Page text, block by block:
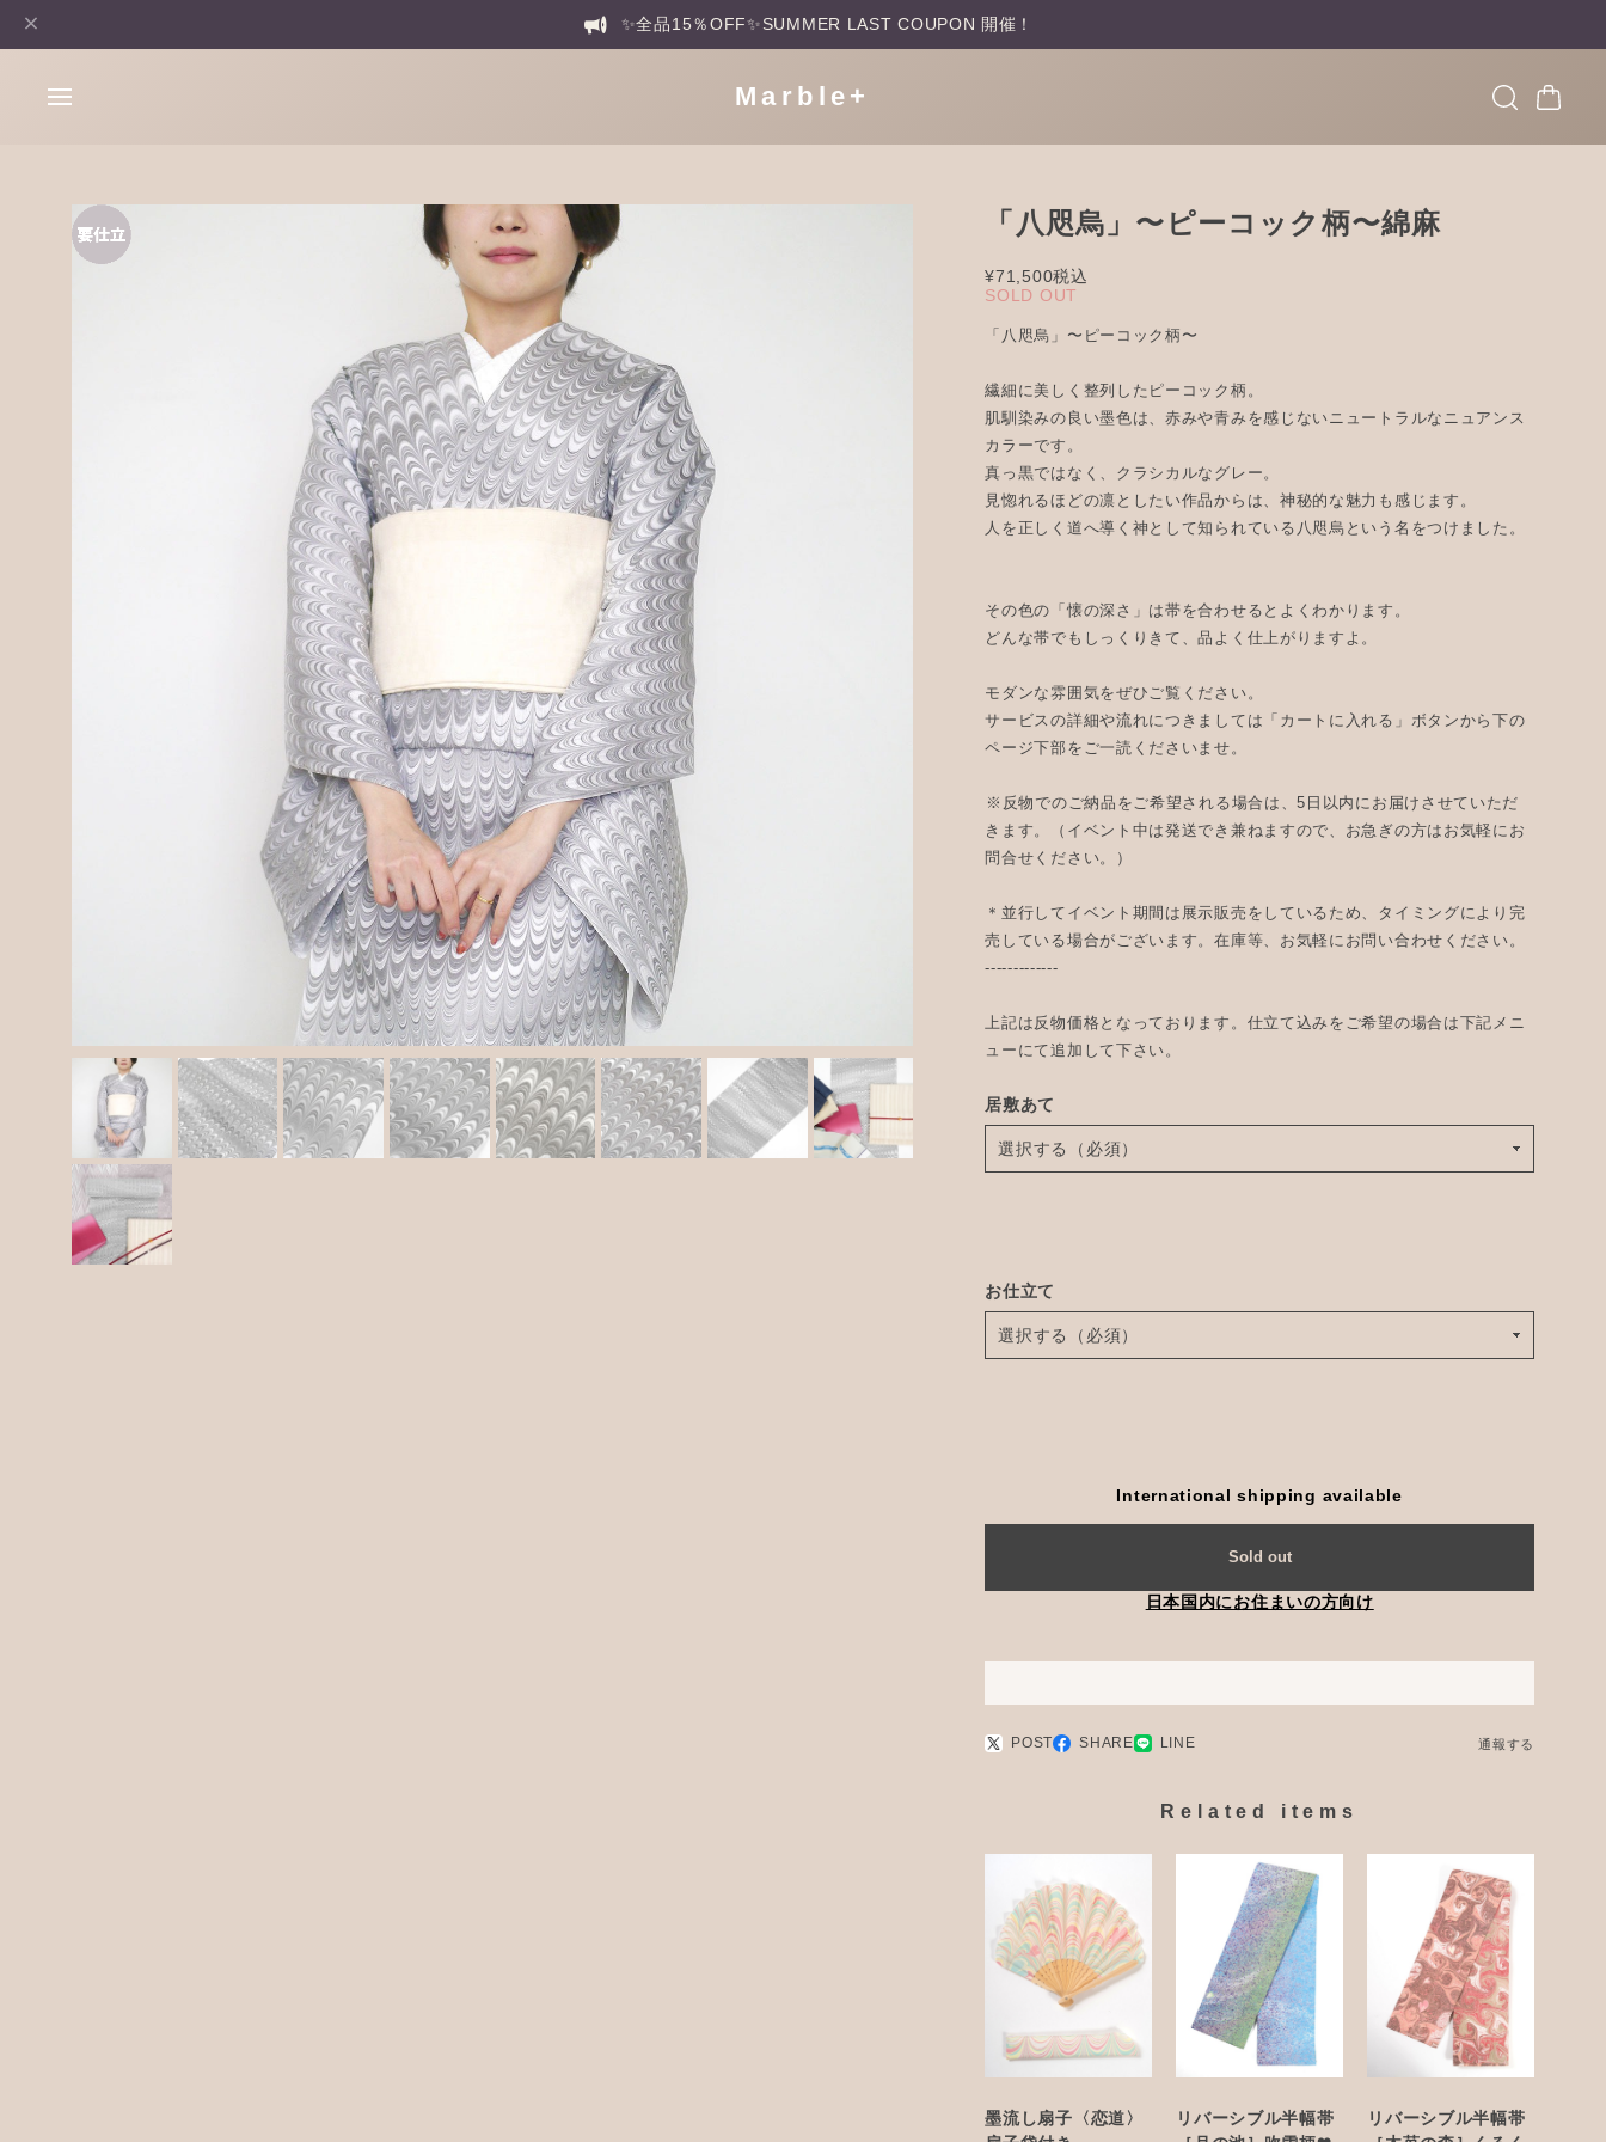
✨全品15％OFF✨SUMMER LAST COUPON 開催！
Marble+
「八咫烏」〜ピーコック柄〜綿麻
¥71,500税込
SOLD OUT
「八咫烏」〜ピーコック柄〜
繊細に美しく整列したピーコック柄。
肌馴染みの良い墨色は、赤みや青みを感じないニュートラルなニュアンス
カラーです。
真っ黒ではなく、クラシカルなグレー。
見惚れるほどの凛としたい作品からは、神秘的な魅力も感じます。
人を正しく道へ導く神として知られている八咫烏という名をつけました。
その色の「懐の深さ」は帯を合わせるとよくわかります。
どんな帯でもしっくりきて、品よく仕上がりますよ。
モダンな雰囲気をぜひご覧ください。
サービスの詳細や流れにつきましては「カートに入れる」ボタンから下の
ページ下部をご一読くださいませ。
⁡※反物でのご納品をご希望される場合は、5日以内にお届けさせていただ
きます。（イベント中は発送でき兼ねますので、お急ぎの方はお気軽にお
問合せください。）
＊並行してイベント期間は展示販売をしているため、タイミングにより完
売している場合がございます。在庫等、お気軽にお問い合わせください。
-------------
上記は反物価格となっております。仕立て込みをご希望の場合は下記メニ
ューにて追加して下さい。
居敷あて
お仕立て
International shipping available
Sold out
日本国内にお住まいの方向け
POST SHARE LINE 通報する
Related items
墨流し扇子〈恋道〉
リバーシブル半幅帯
リバーシブル半幅帯